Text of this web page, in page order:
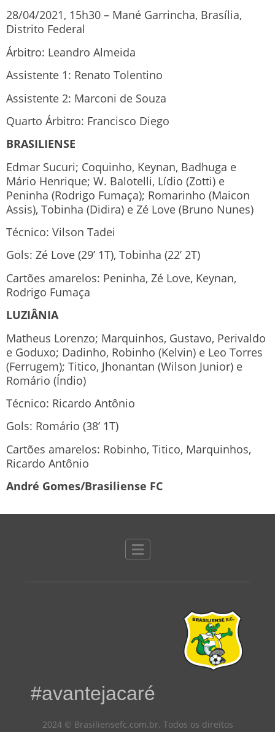
28/04/2021, 15h30 – Mané Garrincha, Brasília,
Distrito Federal
Árbitro: Leandro Almeida
Assistente 1: Renato Tolentino
Assistente 2: Marconi de Souza
Quarto Árbitro: Francisco Diego
BRASILIENSE
Edmar Sucuri; Coquinho, Keynan, Badhuga e
Mário Henrique; W. Balotelli, Lídio (Zotti) e
Peninha (Rodrigo Fumaça); Romarinho (Maicon
Assis), Tobinha (Didira) e Zé Love (Bruno Nunes)
Técnico: Vilson Tadei
Gols: Zé Love (29’ 1T), Tobinha (22’ 2T)
Cartões amarelos: Peninha, Zé Love, Keynan,
Rodrigo Fumaça
LUZIÂNIA
Matheus Lorenzo; Marquinhos, Gustavo, Perivaldo
e Goduxo; Dadinho, Robinho (Kelvin) e Leo Torres
(Ferrugem); Titico, Jhonantan (Wilson Junior) e
Romário (Índio)
Técnico: Ricardo Antônio
Gols: Romário (38’ 1T)
Cartões amarelos: Robinho, Titico, Marquinhos,
Ricardo Antônio
André Gomes/Brasiliense FC
#avantejacaré
2024 © Brasiliensefc.com.br. Todos os direitos